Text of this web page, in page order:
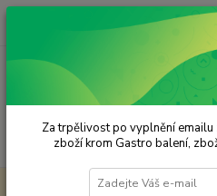
Papírové výřezy Papírový
Za trpělivost po vyplnění emailu
zboží krom Gastro balení,